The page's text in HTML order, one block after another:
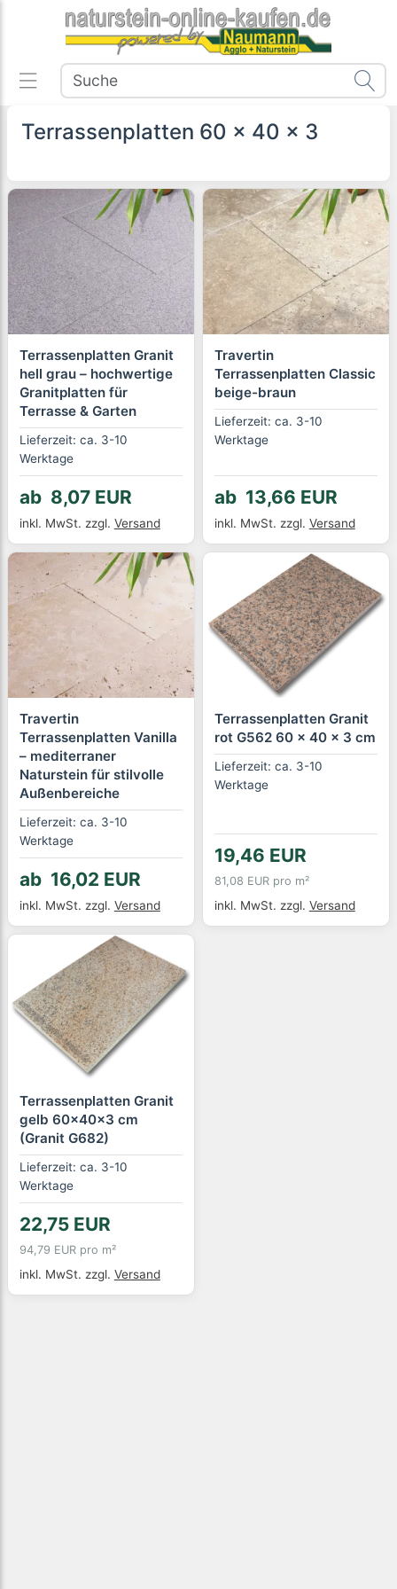
Terrassenplatten 60 x 40 x 3
Terrassenplatten Granit
hell grau – hochwertige
Granitplatten für
Terrasse & Garten
Lieferzeit: ca. 3-10
Werktage
ab 8,07 EUR
inkl. MwSt. zzgl. Versand
Travertin
Terrassenplatten Classic
beige-braun
Lieferzeit: ca. 3-10
Werktage
ab 13,66 EUR
inkl. MwSt. zzgl. Versand
Travertin
Terrassenplatten Vanilla
– mediterraner
Naturstein für stilvolle
Außenbereiche
Lieferzeit: ca. 3-10
Werktage
ab 16,02 EUR
inkl. MwSt. zzgl. Versand
Terrassenplatten Granit
rot G562 60 x 40 x 3 cm
Lieferzeit: ca. 3-10
Werktage
19,46 EUR
81,08 EUR pro m²
inkl. MwSt. zzgl. Versand
Terrassenplatten Granit
gelb 60x40x3 cm
(Granit G682)
Lieferzeit: ca. 3-10
Werktage
22,75 EUR
94,79 EUR pro m²
inkl. MwSt. zzgl. Versand